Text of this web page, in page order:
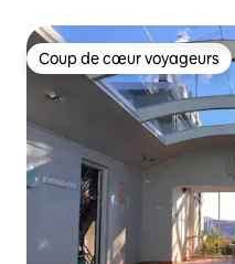
Coup de cœur voyageurs
Coup de cœur voyageurs